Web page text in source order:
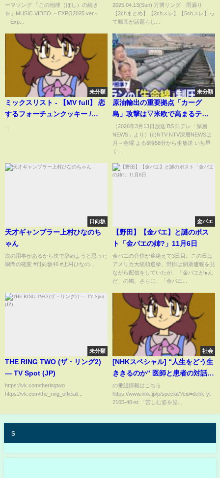
EXPO2025 ver～
ーマソング 「この地球（ほし）の続き
を」MUSIC VIDEO ～EXPO2025 ver～
©Exp...
2025.04.13(Sun) 万博リング 雨漏り
【2chまとめ】【2chスレ】【5chスレ】っ
て動画が話題らし...
未分類
ミックスリスト - 【MV full】 恋
するフォーチュンクッキー /
未分類
原油輸出の重要拠点「カーグ
島」攻撃は▽米欧で高まるテロ
リスク▽報復攻撃NATO加盟国
に“飛び火”【深層NEWS】
（2026年3月13日放送 BS 日テレ「深層
NEWS」より）(c)NTV NTV深層NEWSは
月～金曜 よる6時58分から生放送 いち早
く...
日向坂
天才ギャンブラー上村ひなのち
ゃん
次の用事があるから次で辞めようと思った
瞬間の確変 #日向坂46 #上村ひなの...
金バエ
【野田】【金バエ】と謎のポス
ト「金バエの姉?」11月6日
金バエの音信が途絶えて3日目。この日は
アメリカ大統領選挙。野田は開票速報を見
ながら配信をしていたが、「金バエが●ん
だ」の鳩。さらに、「金バエ...
未分類
THE RING TWO (ザ・リング2)
— TV Spot (JP)
https://vk.com/theringtwo
https://vk.com/the_ring_officiall...
社会
[NHKスペシャル] “人生をどう生
ききるのか” 医師と患者の対話 |
NHK
の番組情報はこちら
https://www.nhk.jp/p/special/?cid=dchk-yt-
2105-40-st 「苦しむ姿を見...
s